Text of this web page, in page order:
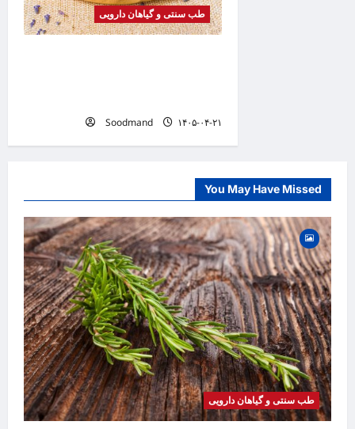
طب سنتی و گیاهان دارویی
Soodmand ۱۴۰۵-۰۴-۲۱
You May Have Missed
طب سنتی و گیاهان دارویی